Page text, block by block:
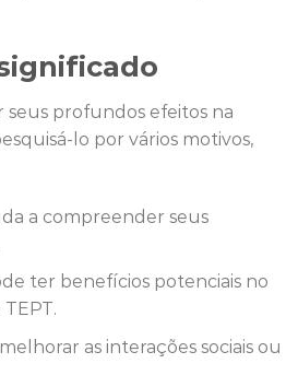
seus profundos efeitos na
lo por vários motivos,
a compreender seus
ter benefícios potenciais no
as interações sociais ou